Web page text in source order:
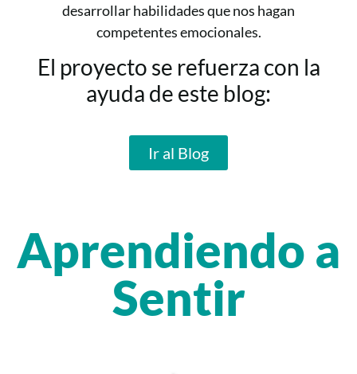
desarrollar habilidades que nos hagan
competentes emocionales.
El proyecto se refuerza con la
ayuda de este blog:
Ir al Blog
Aprendiendo a
Sentir